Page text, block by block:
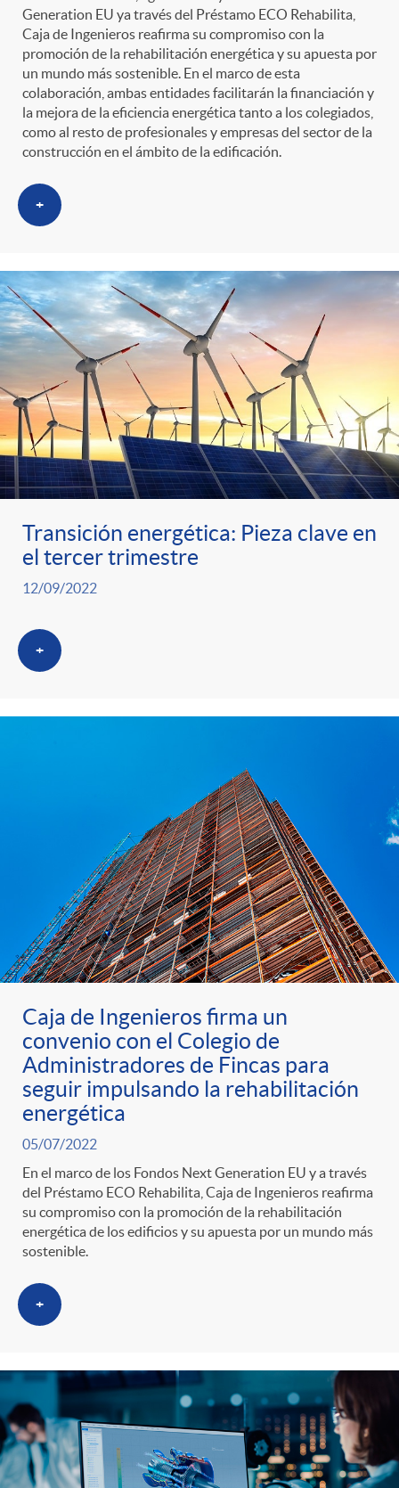
Generation EU ya través del Préstamo ECO Rehabilita,
Caja de Ingenieros reafirma su compromiso con la
promoción de la rehabilitación energética y su apuesta por
un mundo más sostenible. En el marco de esta
colaboración, ambas entidades facilitarán la financiación y
la mejora de la eficiencia energética tanto a los colegiados,
como al resto de profesionales y empresas del sector de la
construcción en el ámbito de la edificación.
+
Transición energética: Pieza clave en
el tercer trimestre
12/09/2022
+
Caja de Ingenieros firma un
convenio con el Colegio de
Administradores de Fincas para
seguir impulsando la rehabilitación
energética
05/07/2022
En el marco de los Fondos Next Generation EU y a través
del Préstamo ECO Rehabilita, Caja de Ingenieros reafirma
su compromiso con la promoción de la rehabilitación
energética de los edificios y su apuesta por un mundo más
sostenible.
+